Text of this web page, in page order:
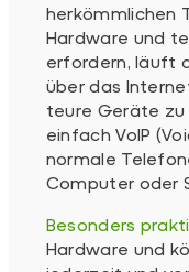
herkömmlichen
Hardware und
erfordern, läuft
über das
teure Geräte zu
einfach VoIP
normale
Computer oder
Besonders
Hardware und